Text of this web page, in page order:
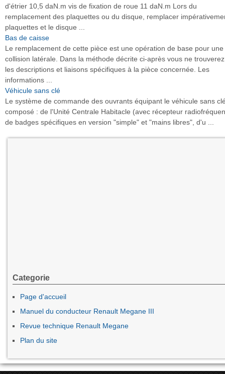
d'étrier 10,5 daN.m vis de fixation de roue 11 daN.m Lors du
remplacement des plaquettes ou du disque, remplacer
plaquettes et le disque ...
Bas de caisse
Le remplacement de cette pièce est une opération de base pour une
collision latérale. Dans la méthode décrite ci-après vous ne
les descriptions et liaisons spécifiques à la pièce concernée. Les
informations ...
Véhicule sans clé
Le système de commande des ouvrants équipant le véhicule sans
composé : de l'Unité Centrale Habitacle (avec récepteur
de badges spécifiques en version "simple" et "mains libres", d'u ...
Categorie
Page d'accueil
Manuel du conducteur Renault Megane III
Revue technique Renault Megane
Plan du site